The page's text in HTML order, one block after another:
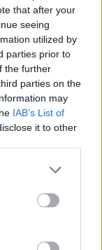
that after your
seeing
utilized by
parties prior to
the further
parties on the
may
IAB’s List of
it to other
more Google
may click to
party tags to
below Google
hírekről a